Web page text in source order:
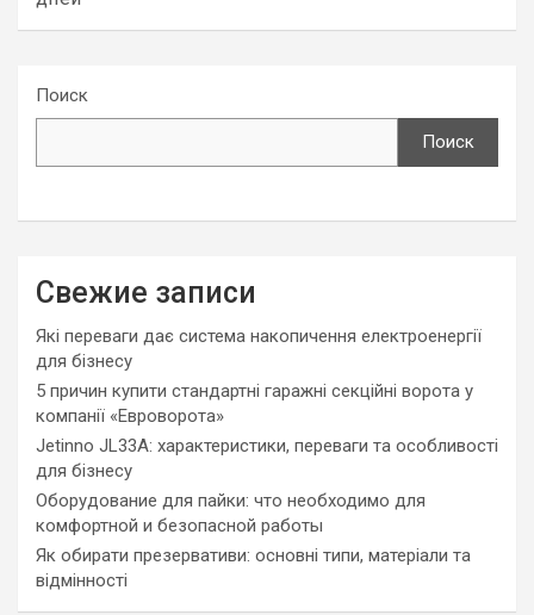
Поиск
Поиск
Свежие записи
Які переваги дає система накопичення електроенергії
для бізнесу
5 причин купити стандартні гаражні секційні ворота у
компанії «Евроворота»
Jetinno JL33A: характеристики, переваги та особливості
для бізнесу
Оборудование для пайки: что необходимо для
комфортной и безопасной работы
Як обирати презервативи: основні типи, матеріали та
відмінності